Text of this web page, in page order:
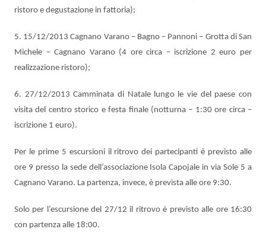
ristoro e degustazione in fattoria);
5. 15/12/2013 Cagnano Varano – Bagno – Pannoni – Grotta di San
Michele – Cagnano Varano (4 ore circa – iscrizione 2 euro per
realizzazione ristoro);
6. 27/12/2013 Camminata di Natale lungo le vie del paese con
visita del centro storico e festa finale (notturna – 1:30 ore circa –
iscrizione 1 euro).
Per le prime 5 escursioni il ritrovo dei partecipanti è previsto alle
ore 9 presso la sede dell’associazione Isola Capojale in via Sole 5 a
Cagnano Varano. La partenza, invece, è prevista alle ore 9:30.
Solo per l’escursione del 27/12 il ritrovo è previsto alle ore 16:30
con partenza alle 18:00.